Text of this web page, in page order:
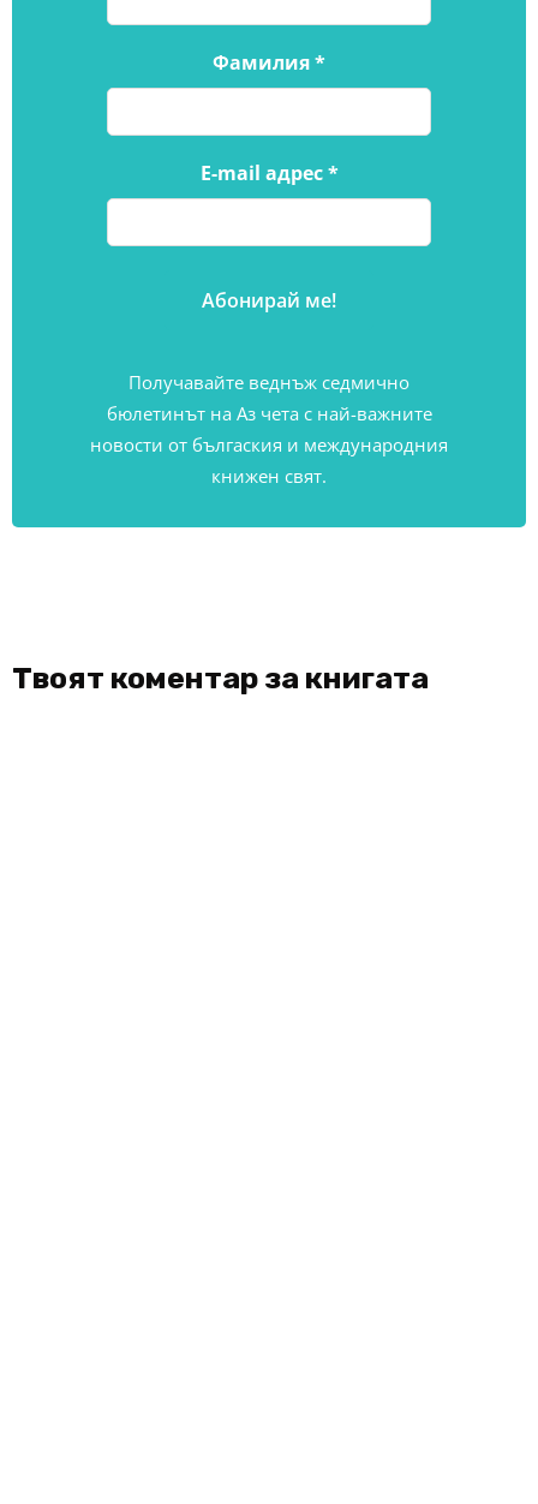
Фамилия*
E-mail адрес*
Получавайте веднъж седмично
бюлетинът на Аз чета с най-важните
новости от бългаския и международния
книжен свят.
Твоят коментар за книгата